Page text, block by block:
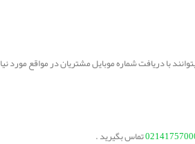
با دریافت شماره موبایل مشتریان در مواقع مورد
تماس بگیرید .